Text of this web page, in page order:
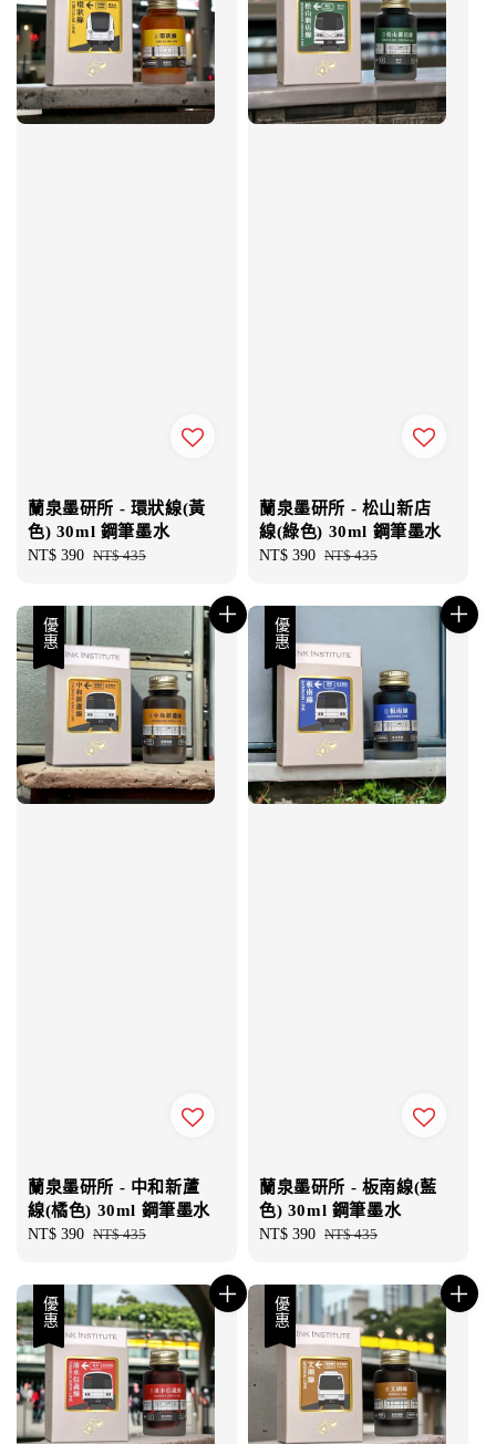
蘭泉墨研所 - 環狀線(黃
色) 30ml 鋼筆墨水
Sale
NT$ 390 Regular
NT$ 435
蘭泉墨研所 - 松山新店
線(綠色) 30ml 鋼筆墨水
Sale
NT$ 390 Regular
NT$ 435
優惠
蘭泉墨研所 - 中和新蘆
線(橘色) 30ml 鋼筆墨水
Sale
NT$ 390 Regular
NT$ 435
優惠
蘭泉墨研所 - 板南線(藍
色) 30ml 鋼筆墨水
Sale
NT$ 390 Regular
NT$ 435
優惠 優惠